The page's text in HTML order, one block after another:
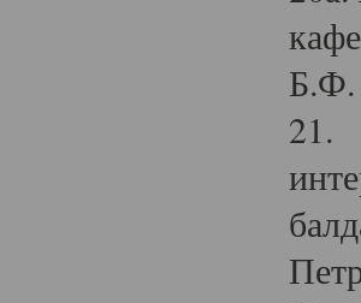
Б.Ф.
21.